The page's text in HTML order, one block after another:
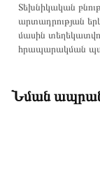
Տեխնիկական
արտադրության
մասին
հրապարակման
Նման